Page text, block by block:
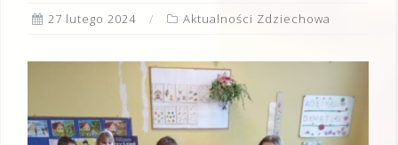
27 lutego 2024 Aktualności Zdziechowa